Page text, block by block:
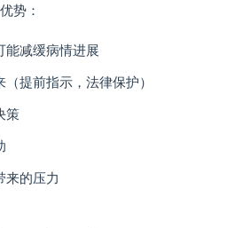
势：
能减缓病情进展
提前指示，法律保护）
策
来的压力